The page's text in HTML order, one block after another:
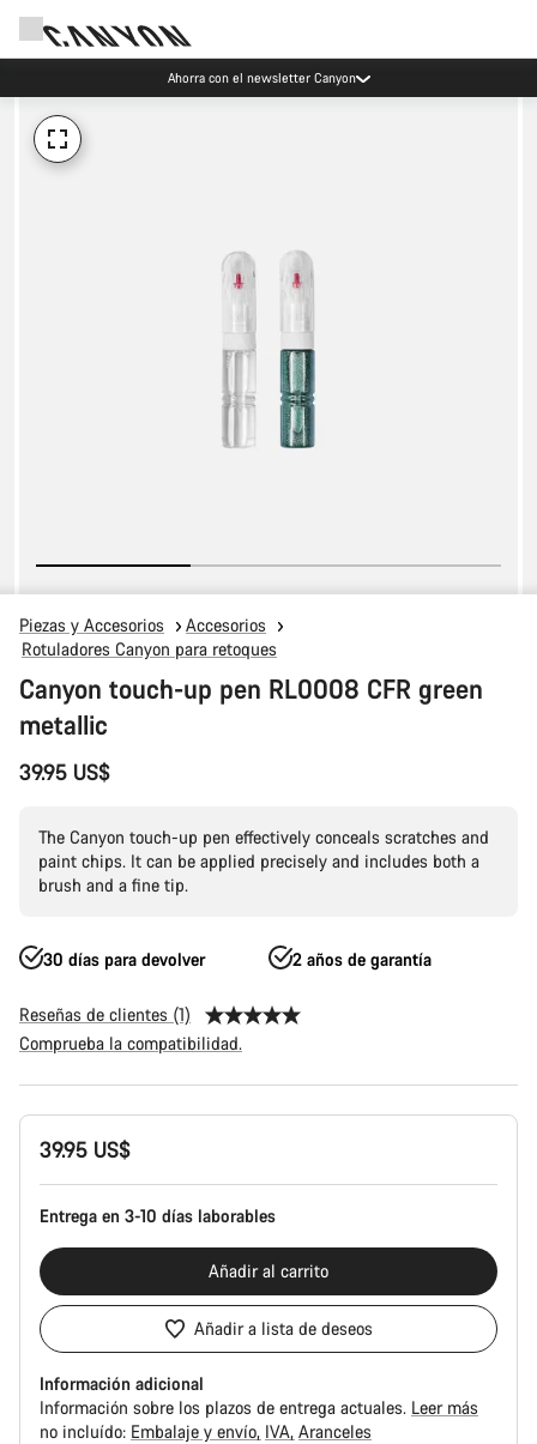
Ahorra con el newsletter Canyon
Piezas y Accesorios
Accesorios
Rotuladores Canyon para retoques
Canyon touch-up pen RL0008 CFR green
metallic
39.95 US$
The Canyon touch-up pen effectively conceals scratches and
paint chips. It can be applied precisely and includes both a
brush and a fine tip.
30 días para devolver 2 años de garantía
Reseñas de clientes (1)
Comprueba la compatibilidad.
Configuración
del39.95 US$
Entrega en 3-10 días laborables
Añadir al carrito
Añadir a lista de deseos
Información adicional
Información sobre los plazos de entrega actuales. Leer más
no incluído: Embalaje y envío IVA Aranceles